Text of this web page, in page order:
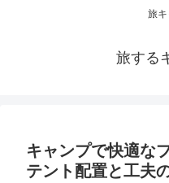
旅
旅する
キャンプで快適な
テント配置と工夫